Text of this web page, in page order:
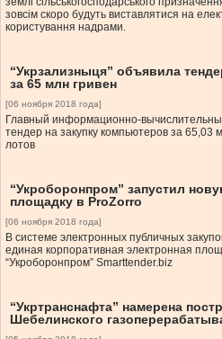
зовсім скоро будуть виставлятися на
користування надрами.
“Укрзализныця” объявила
за 65 млн гривен
[06 ноября 2018 года]
Главный информационно-
тендер на закупку компьютеров за 65,03
лотов
“Укроборонпром” запустил
площадку в ProZorro
[06 ноября 2018 года]
В системе электронных публичных
единая корпоративная электронная
“Укроборонпром” Smarttender.biz
“Укртранснафта” намерена
Шебелинского